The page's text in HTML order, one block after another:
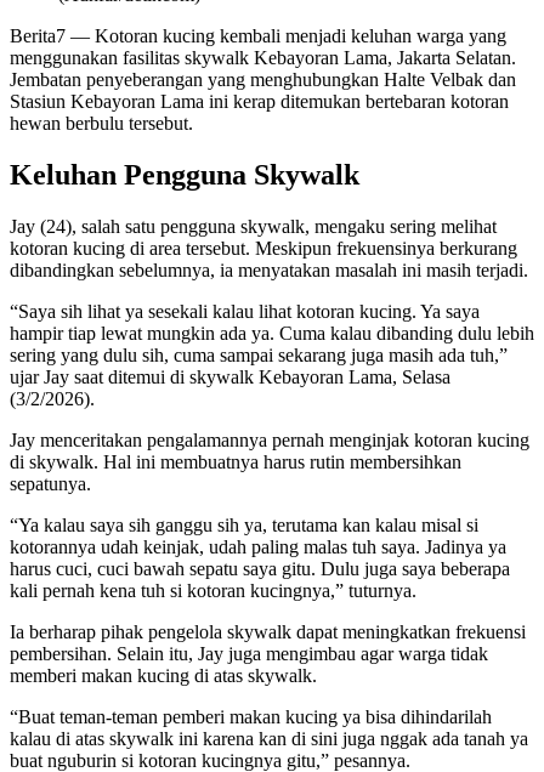
Berita7 — Kotoran kucing kembali menjadi keluhan warga yang
menggunakan fasilitas skywalk Kebayoran Lama, Jakarta Selatan.
Jembatan penyeberangan yang menghubungkan Halte Velbak dan
Stasiun Kebayoran Lama ini kerap ditemukan bertebaran kotoran
hewan berbulu tersebut.
Keluhan Pengguna Skywalk
Jay (24), salah satu pengguna skywalk, mengaku sering melihat
kotoran kucing di area tersebut. Meskipun frekuensinya berkurang
dibandingkan sebelumnya, ia menyatakan masalah ini masih terjadi.
“Saya sih lihat ya sesekali kalau lihat kotoran kucing. Ya saya
hampir tiap lewat mungkin ada ya. Cuma kalau dibanding dulu lebih
sering yang dulu sih, cuma sampai sekarang juga masih ada tuh,”
ujar Jay saat ditemui di skywalk Kebayoran Lama, Selasa
(3/2/2026).
Jay menceritakan pengalamannya pernah menginjak kotoran kucing
di skywalk. Hal ini membuatnya harus rutin membersihkan
sepatunya.
“Ya kalau saya sih ganggu sih ya, terutama kan kalau misal si
kotorannya udah keinjak, udah paling malas tuh saya. Jadinya ya
harus cuci, cuci bawah sepatu saya gitu. Dulu juga saya beberapa
kali pernah kena tuh si kotoran kucingnya,” tuturnya.
Ia berharap pihak pengelola skywalk dapat meningkatkan frekuensi
pembersihan. Selain itu, Jay juga mengimbau agar warga tidak
memberi makan kucing di atas skywalk.
“Buat teman-teman pemberi makan kucing ya bisa dihindarilah
kalau di atas skywalk ini karena kan di sini juga nggak ada tanah ya
buat nguburin si kotoran kucingnya gitu,” pesannya.